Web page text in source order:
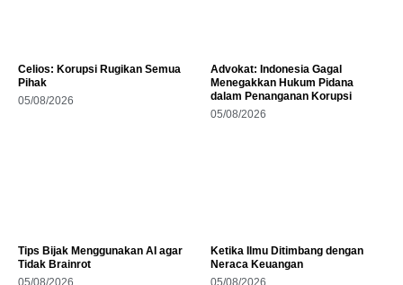
Celios: Korupsi Rugikan Semua
Pihak
05/08/2026
Advokat: Indonesia Gagal
Menegakkan Hukum Pidana
dalam Penanganan Korupsi
05/08/2026
Tips Bijak Menggunakan AI agar
Tidak Brainrot
05/08/2026
Ketika Ilmu Ditimbang dengan
Neraca Keuangan
05/08/2026